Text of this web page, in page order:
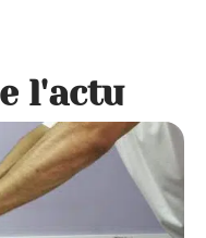
l'actu